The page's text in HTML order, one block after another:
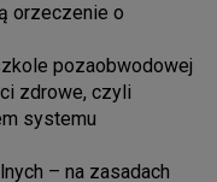
orzeczenie o
pozaobwodowej
zdrowe, czyli
systemu
– na zasadach